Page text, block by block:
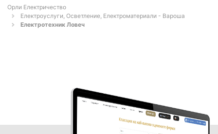
Орли Електричество
Електроуслуги, Осветление, Електроматериали - Вароша
Електротехник Ловеч